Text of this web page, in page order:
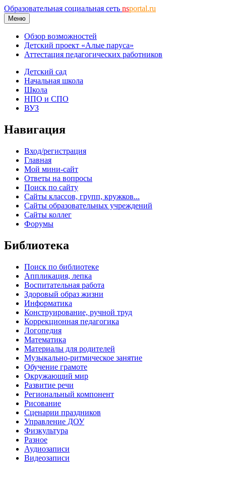
Образовательная социальная сеть nsportal.ru
Меню
Обзор возможностей
Детский проект «Алые паруса»
Аттестация педагогических работников
Детский сад
Начальная школа
Школа
НПО и СПО
ВУЗ
Навигация
Вход/регистрация
Главная
Мой мини-сайт
Ответы на вопросы
Поиск по сайту
Сайты классов, групп, кружков...
Сайты образовательных учреждений
Сайты коллег
Форумы
Библиотека
Поиск по библиотеке
Аппликация, лепка
Воспитательная работа
Здоровый образ жизни
Информатика
Конструирование, ручной труд
Коррекционная педагогика
Логопедия
Математика
Материалы для родителей
Музыкально-ритмическое занятие
Обучение грамоте
Окружающий мир
Развитие речи
Региональный компонент
Рисование
Сценарии праздников
Управление ДОУ
Физкультура
Разное
Аудиозаписи
Видеозаписи